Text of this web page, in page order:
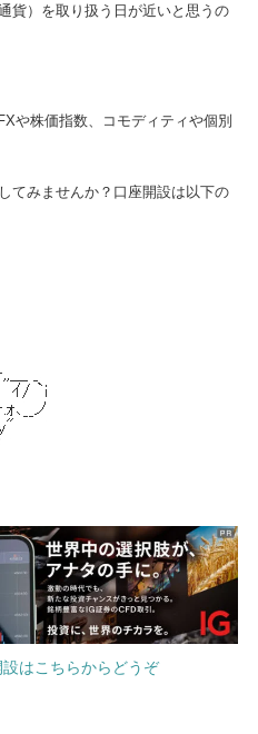
貨）を取り扱う日が近いと思うの
や株価指数、コモディティや個別
てみませんか？口座開設は以下の
はこちらからどうぞ